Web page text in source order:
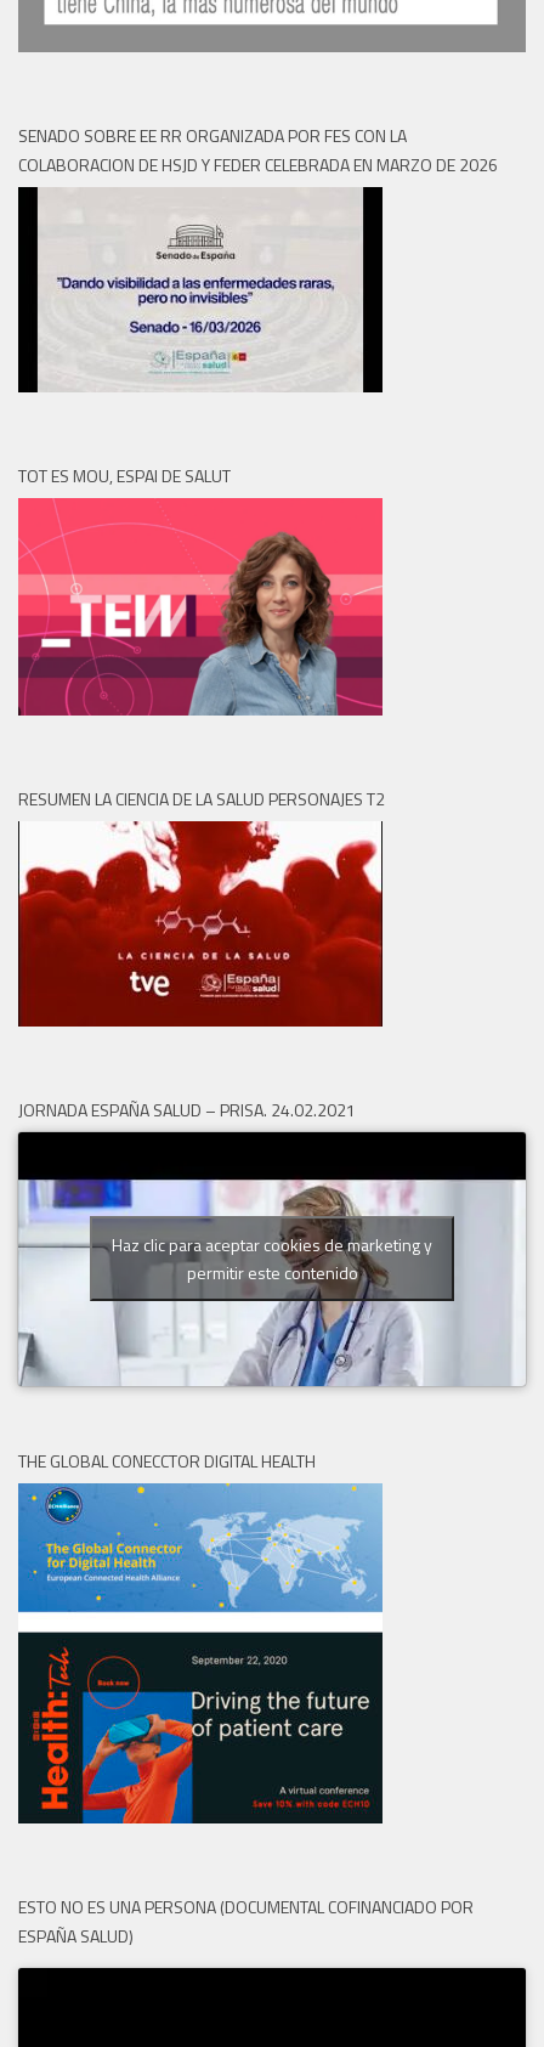
SENADO SOBRE EE RR ORGANIZADA POR FES CON LA
COLABORACION DE HSJD Y FEDER CELEBRADA EN MARZO DE 2026
TOT ES MOU, ESPAI DE SALUT
RESUMEN LA CIENCIA DE LA SALUD PERSONAJES T2
JORNADA ESPAÑA SALUD – PRISA. 24.02.2021
Haz clic para aceptar cookies de marketing y
permitir este contenido
THE GLOBAL CONECCTOR DIGITAL HEALTH
ESTO NO ES UNA PERSONA (DOCUMENTAL COFINANCIADO POR
ESPAÑA SALUD)